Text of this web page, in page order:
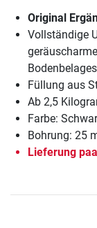
Original
Vollständige
Bodenbelages
Füllung aus
Ab 2,5
Farbe:
Bohrung: 25
Lieferung